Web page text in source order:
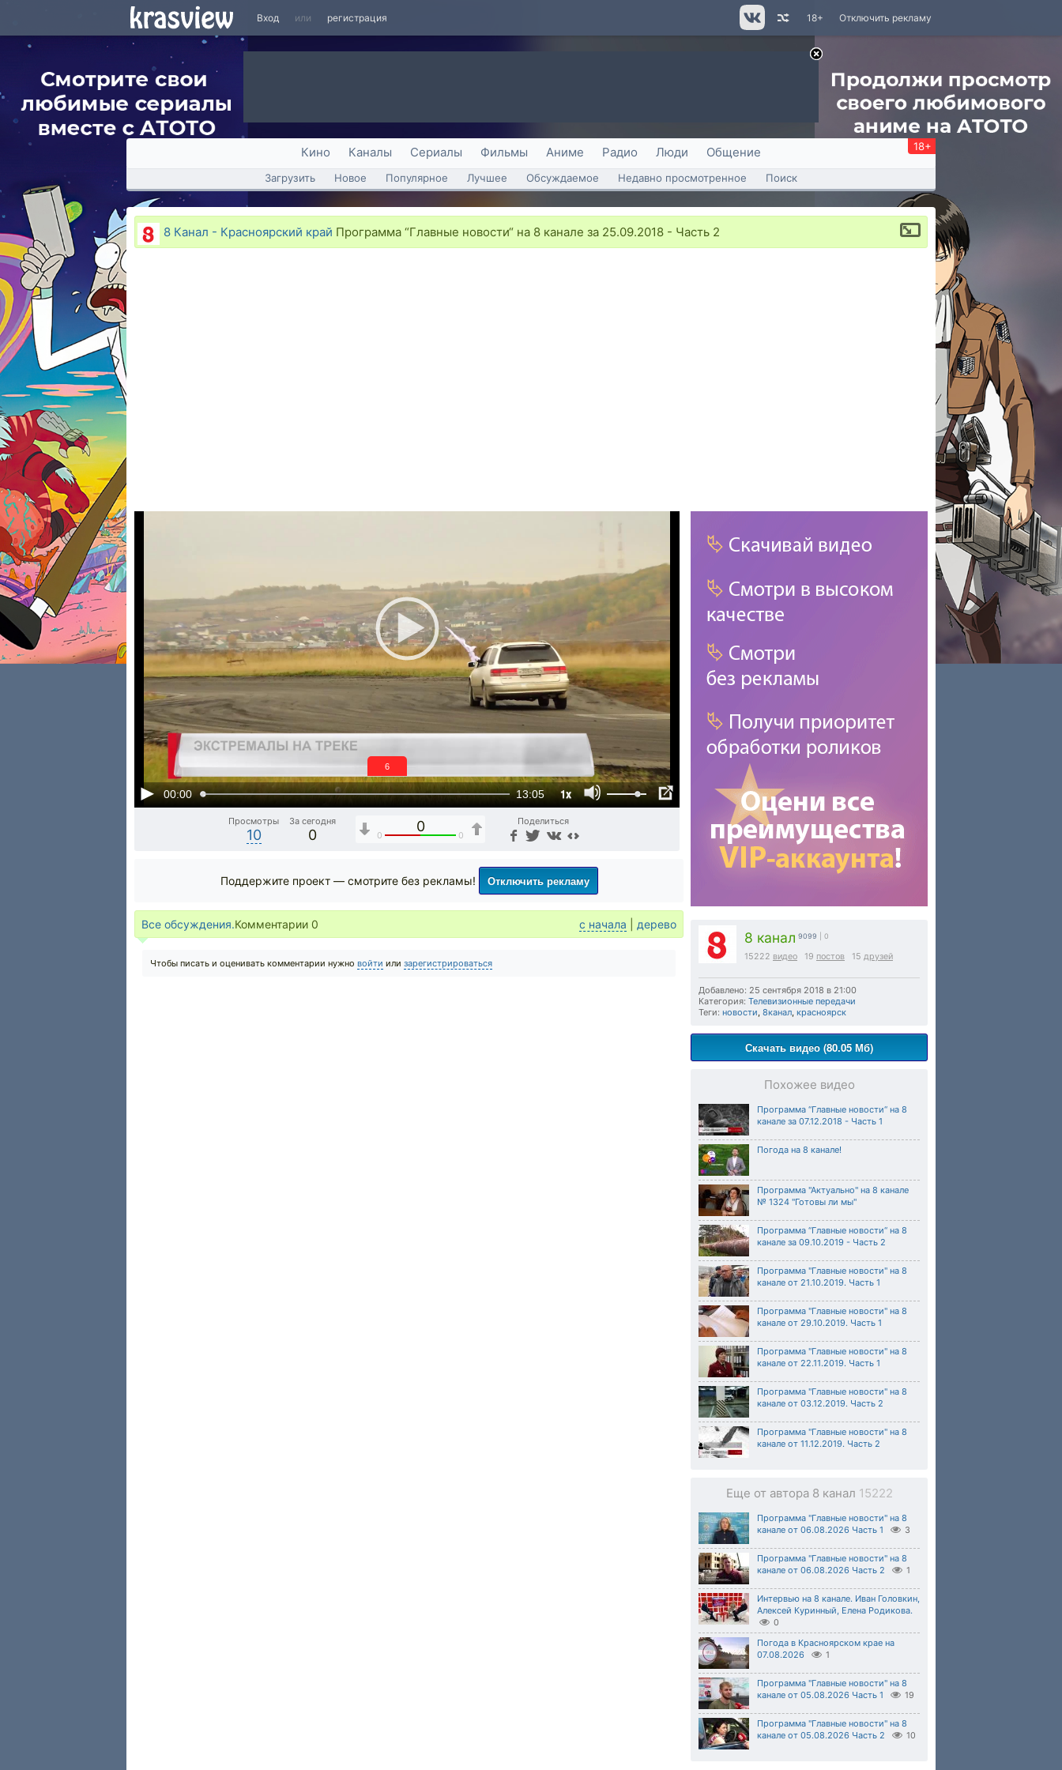
Вход или регистрация Отключить рекламу
18+
Кино Каналы Сериалы Фильмы Аниме Радио Люди Общение 18+
Загрузить Новое Популярное Лучшее Обсуждаемое Недавно просмотренное Поиск
8 Канал - Красноярский край Программа “Главные новости“ на 8 канале за 25.09.2018 - Часть 2
00:00 13:05 1x
5
Просмотры
10
За сегодня
0
0
0 0
Поделиться
8 канал 9099 | 0
15222 видео 19 постов 15 друзей
Добавлено: 25 сентября 2018 в 21:00
Категория: Телевизионные передачи
Теги: новости, 8канал, красноярск
Скачать видео (80.05 Мб)
Похожее видео
Программа “Главные новости“ на 8
канале за 07.12.2018 - Часть 1
Погода на 8 канале!
Программа "Актуально" на 8 канале
№ 1324 "Готовы ли мы"
Программа “Главные новости“ на 8
канале за 09.10.2019 - Часть 2
Программа "Главные новости" на 8
канале от 21.10.2019. Часть 1
Программа "Главные новости" на 8
канале от 29.10.2019. Часть 1
Программа "Главные новости" на 8
канале от 22.11.2019. Часть 1
Программа "Главные новости" на 8
канале от 03.12.2019. Часть 2
Программа "Главные новости" на 8
канале от 11.12.2019. Часть 2
Еще от автора 8 канал 15222
Программа "Главные новости" на 8
канале от 06.08.2026 Часть 1
3
Программа "Главные новости" на 8
канале от 06.08.2026 Часть 2
1
Интервью на 8 канале. Иван Головкин,
Алексей Куринный, Елена Родикова.
0
Погода в Красноярском крае на
07.08.2026
1
Программа "Главные новости" на 8
канале от 05.08.2026 Часть 1
19
Программа "Главные новости" на 8
канале от 05.08.2026 Часть 2
10
Поддержите проект — смотрите без рекламы! Отключить рекламу
Все обсуждения.Комментарии 0 с начала дерево
Чтобы писать и оценивать комментарии нужно войти или зарегистрироваться